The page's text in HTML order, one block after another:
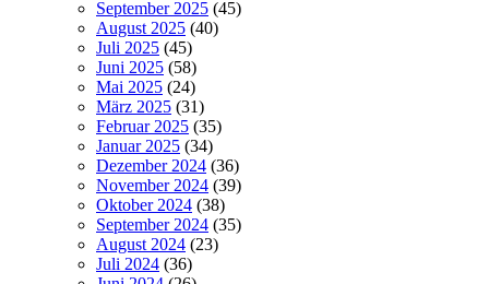
September 2025 (45)
August 2025 (40)
Juli 2025 (45)
Juni 2025 (58)
Mai 2025 (24)
März 2025 (31)
Februar 2025 (35)
Januar 2025 (34)
Dezember 2024 (36)
November 2024 (39)
Oktober 2024 (38)
September 2024 (35)
August 2024 (23)
Juli 2024 (36)